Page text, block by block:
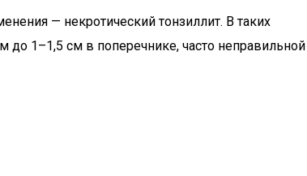
— некротический тонзиллит. В таких
до 1–1,5 см в поперечнике, часто неправильной